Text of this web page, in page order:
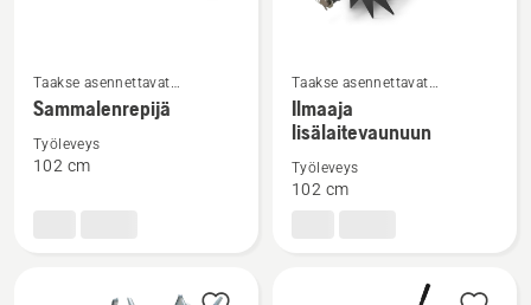
Katso
lisätietoja
tuotteesta
Sammalenrepijä
Taakse asennettavat
lisälaitteet
Sammalenrepijä
Työleveys
102 cm
Katso
lisätietoja
tuotteesta
Ilmaaja
lisälaitevaunuun
Taakse asennettavat
lisälaitteet
Ilmaaja
lisälaitevaunuun
Työleveys
102 cm